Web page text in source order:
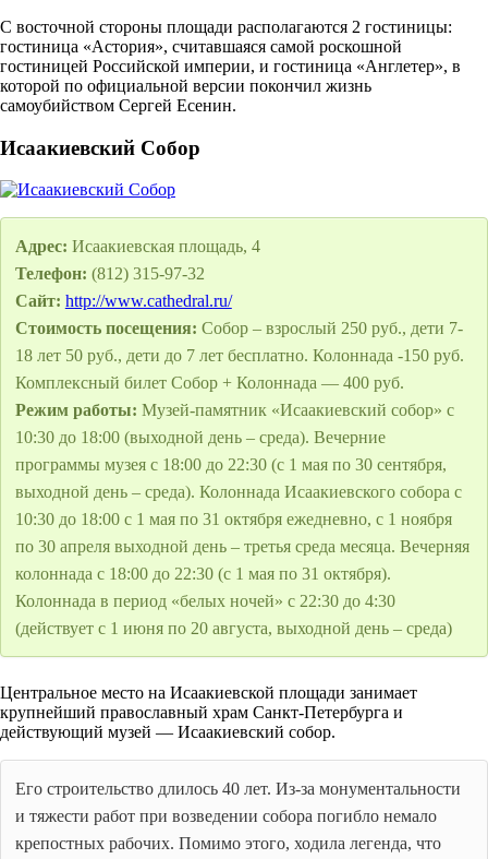
С восточной стороны площади располагаются 2 гостиницы:
гостиница «Астория», считавшаяся самой роскошной
гостиницей Российской империи, и гостиница «Англетер», в
которой по официальной версии покончил жизнь
самоубийством Сергей Есенин.
Исаакиевский Собор
Адрес: Исаакиевская площадь, 4
Телефон: (812) 315-97-32
Сайт: http://www.cathedral.ru/
Стоимость посещения: Собор – взрослый 250 руб., дети 7-
18 лет 50 руб., дети до 7 лет бесплатно. Колоннада -150 руб.
Комплексный билет Собор + Колоннада — 400 руб.
Режим работы: Музей-памятник «Исаакиевский собор» с
10:30 до 18:00 (выходной день – среда). Вечерние
программы музея с 18:00 до 22:30 (с 1 мая по 30 сентября,
выходной день – среда). Колоннада Исаакиевского собора с
10:30 до 18:00 с 1 мая по 31 октября ежедневно, с 1 ноября
по 30 апреля выходной день – третья среда месяца. Вечерняя
колоннада с 18:00 до 22:30 (с 1 мая по 31 октября).
Колоннада в период «белых ночей» с 22:30 до 4:30
(действует с 1 июня по 20 августа, выходной день – среда)
Центральное место на Исаакиевской площади занимает
крупнейший православный храм Санкт-Петербурга и
действующий музей — Исаакиевский собор.
Его строительство длилось 40 лет. Из-за монументальности
и тяжести работ при возведении собора погибло немало
крепостных рабочих. Помимо этого, ходила легенда, что